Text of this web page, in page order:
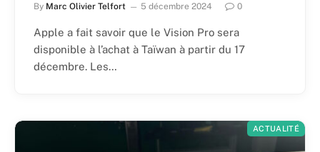
By Marc Olivier Telfort 5 décembre 2024 0
Apple a fait savoir que le Vision Pro sera
disponible à l’achat à Taïwan à partir du 17
décembre. Les…
ACTUALITÉ